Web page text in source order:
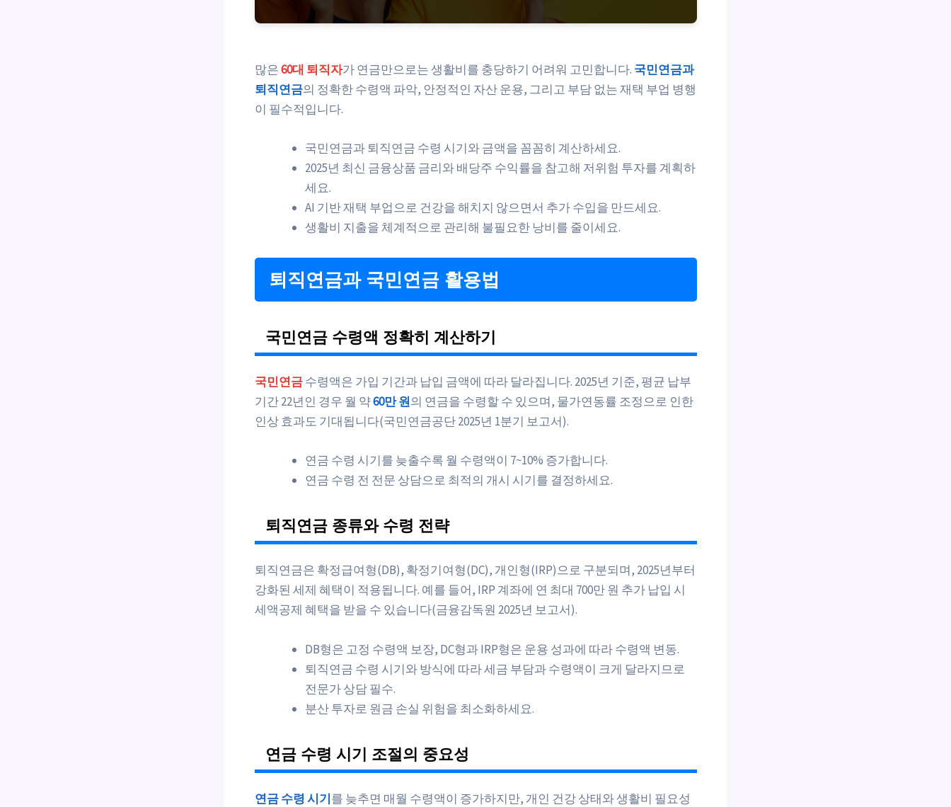
많은60대 퇴직자가 연금만으로는 생활비를 충당하기 어려워 고민합니다. 국민연금과
퇴직연금의 정확한 수령액 파악, 안정적인 자산 운용, 그리고 부담 없는 재택 부업 병행
이 필수적입니다.
국민연금과 퇴직연금 수령 시기와 금액을 꼼꼼히 계산하세요.
2025년 최신 금융상품 금리와 배당주 수익률을 참고해 저위험 투자를 계획하
세요.
AI 기반 재택 부업으로 건강을 해치지 않으면서 추가 수입을 만드세요.
생활비 지출을 체계적으로 관리해 불필요한 낭비를 줄이세요.
퇴직연금과 국민연금 활용법
국민연금 수령액 정확히 계산하기
국민연금수령액은 가입 기간과 납입 금액에 따라 달라집니다. 2025년 기준, 평균 납부
기간 22년인 경우 월 약60만 원의 연금을 수령할 수 있으며, 물가연동률 조정으로 인한
인상 효과도 기대됩니다(국민연금공단 2025년 1분기 보고서).
연금 수령 시기를 늦출수록 월 수령액이 7~10% 증가합니다.
연금 수령 전 전문 상담으로 최적의 개시 시기를 결정하세요.
퇴직연금 종류와 수령 전략
퇴직연금은 확정급여형(DB), 확정기여형(DC), 개인형(IRP)으로 구분되며, 2025년부터
강화된 세제 혜택이 적용됩니다. 예를 들어, IRP 계좌에 연 최대 700만 원 추가 납입 시
세액공제 혜택을 받을 수 있습니다(금융감독원 2025년 보고서).
DB형은 고정 수령액 보장, DC형과 IRP형은 운용 성과에 따라 수령액 변동.
퇴직연금 수령 시기와 방식에 따라 세금 부담과 수령액이 크게 달라지므로
전문가 상담 필수.
분산 투자로 원금 손실 위험을 최소화하세요.
연금 수령 시기 조절의 중요성
연금 수령 시기를 늦추면 매월 수령액이 증가하지만, 개인 건강 상태와 생활비 필요성